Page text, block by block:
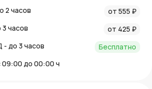
2 часов
от 555 ₽
часов
от 425 ₽
до 3 часов
Бесплатно
09:00 до 00:00 ч